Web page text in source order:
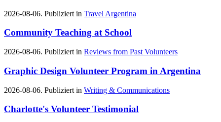
2026-08-06. Publiziert in Travel Argentina
Community Teaching at School
2026-08-06. Publiziert in Reviews from Past Volunteers
Graphic Design Volunteer Program in Argentina
2026-08-06. Publiziert in Writing & Communications
Charlotte's Volunteer Testimonial